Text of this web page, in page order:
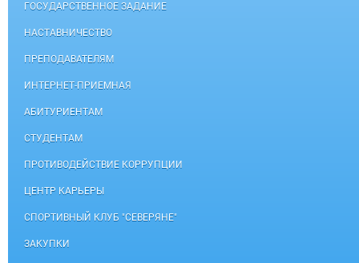
ГОСУДАРСТВЕННОЕ ЗАДАНИЕ
НАСТАВНИЧЕСТВО
ПРЕПОДАВАТЕЛЯМ
ИНТЕРНЕТ-ПРИЕМНАЯ
АБИТУРИЕНТАМ
СТУДЕНТАМ
ПРОТИВОДЕЙСТВИЕ КОРРУПЦИИ
ЦЕНТР КАРЬЕРЫ
СПОРТИВНЫЙ КЛУБ "СЕВЕРЯНЕ"
ЗАКУПКИ